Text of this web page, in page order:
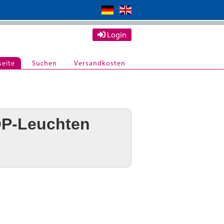
Login
Suchen Versandkosten
Leuchten